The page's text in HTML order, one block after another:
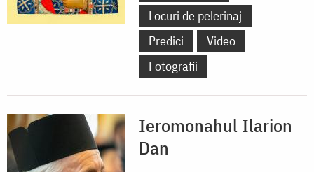
Locuri de pelerinaj
Predici
Video
Fotografii
Ieromonahul Ilarion
Dan